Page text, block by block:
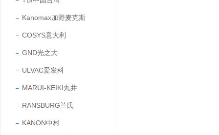
Kanomax加野麦克斯
COSYS意大利
GND光之大
ULVAC爱发科
MARUI-KEIKI丸井
RANSBURG兰氏
KANON中村